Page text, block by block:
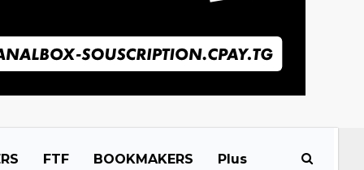
FTF BOOKMAKERS Plus